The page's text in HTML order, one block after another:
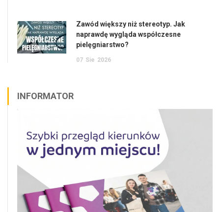
Zawód większy niż stereotyp. Jak
naprawdę wygląda współczesne
pielęgniarstwo?
07 Sie 2026
INFORMATOR